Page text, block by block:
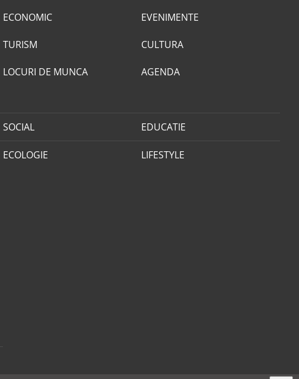
ECONOMIC
TURISM
LOCURI DE MUNCA
EVENIMENTE
CULTURA
AGENDA
SOCIAL EDUCATIE
ECOLOGIE LIFESTYLE